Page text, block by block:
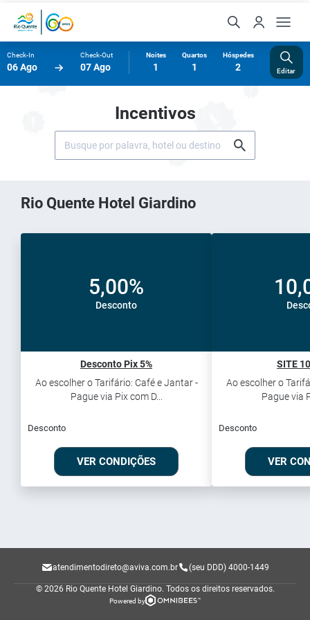
Check-In
06 Ago
Check-Out
07 Ago
Noites
1
Quartos
1
Hóspedes
2 Editar
Incentivos
Rio Quente Hotel Giardino
5,00%
Desconto
Desconto Pix 5%
Ao escolher o Tarifário: Café e Jantar -
Pague via Pix com D...
Desconto
VER CONDIÇÕES
SITE
Ao escolher o
Pague via
Desconto
VER
atendimentodireto@aviva.com.br (seu DDD) 4000-1449
© 2026 Rio Quente Hotel Giardino. Todos os direitos reservados.
Powered by